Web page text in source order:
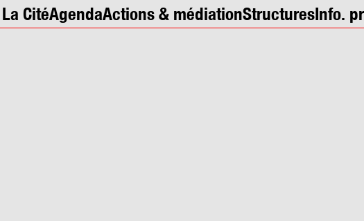
La CitéAgendaActions & médiationStructuresInfo.